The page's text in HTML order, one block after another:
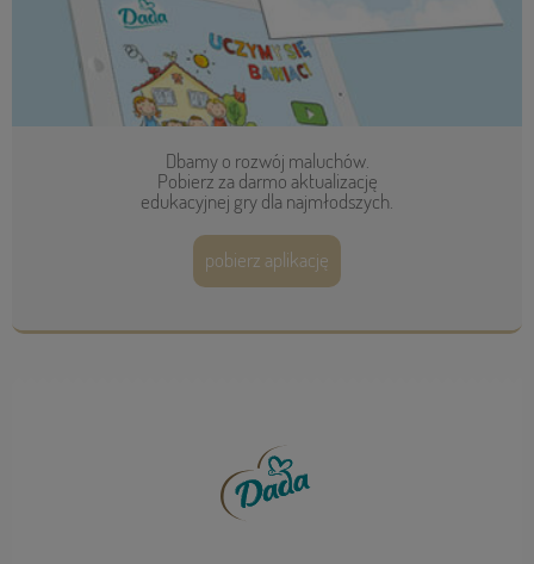
Dbamy o rozwój maluchów.
Pobierz za darmo aktualizację
edukacyjnej gry dla najmłodszych.
pobierz aplikację